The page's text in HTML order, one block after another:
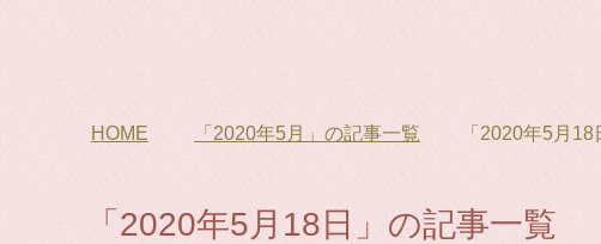
HOME 「2020年5月」の記事一覧 「2020年5月
「2020年5月18日」の記事一覧